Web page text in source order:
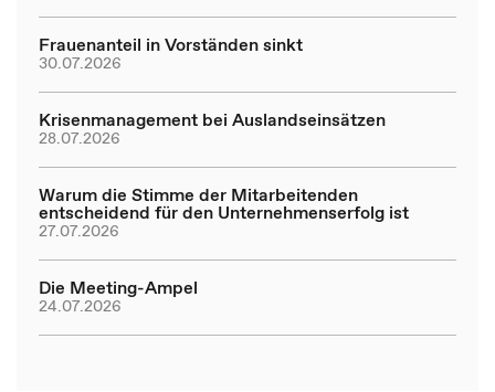
Frauenanteil in Vorständen sinkt
30.07.2026
Krisenmanagement bei Auslandseinsätzen
28.07.2026
Warum die Stimme der Mitarbeitenden
entscheidend für den Unternehmenserfolg ist
27.07.2026
Die Meeting-Ampel
24.07.2026